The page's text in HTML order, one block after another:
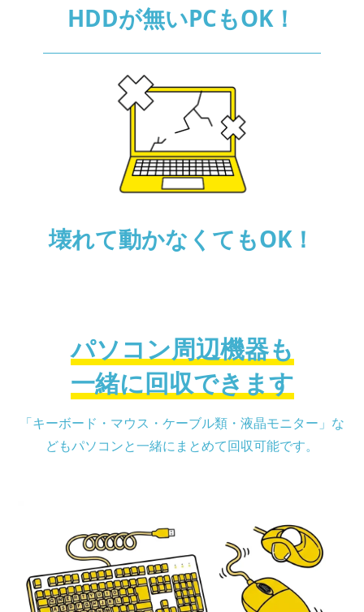
HDDが無いPCもOK！
壊れて動かなくてもOK！
パソコン周辺機器も
一緒に回収できます
「キーボード・マウス・ケーブル類・液晶モニター」な
どもパソコンと一緒にまとめて回収可能です。